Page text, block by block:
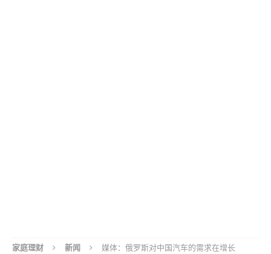
家庭理财 新闻 媒体：俄罗斯对中国汽车的需求在增长